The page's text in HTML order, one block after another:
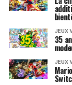
JEUX
35
JEUX